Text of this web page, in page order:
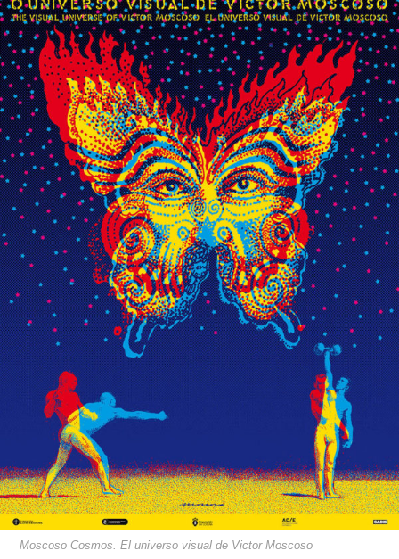
Moscoso Cosmos. El universo visual de Victor Moscoso